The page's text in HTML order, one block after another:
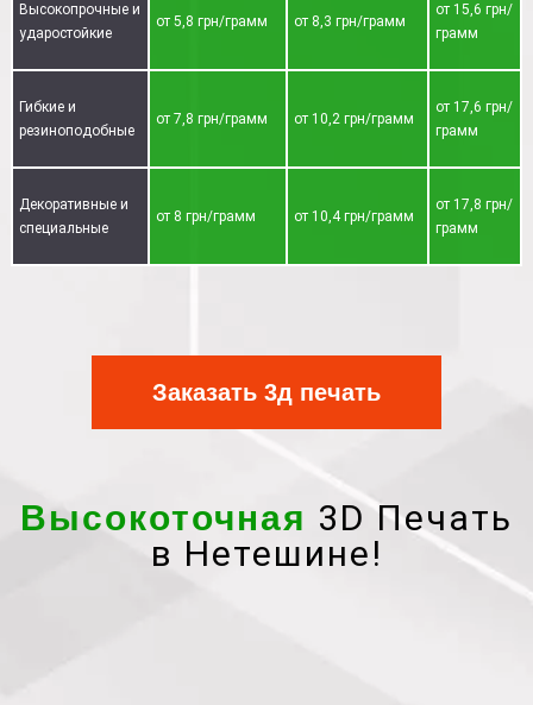
Высокопрочные и
ударостойкие
от 5,8 грн/грамм от 8,3 грн/грамм
от 15,6 грн/
грамм
Гибкие и
резиноподобные
от 7,8 грн/грамм от 10,2 грн/грамм
от 17,6 грн/
грамм
Декоративные и
специальные
от 8 грн/грамм от 10,4 грн/грамм
от 17,8 грн/
грамм
Заказать 3д печать
Высокоточная 3D Печать
в Нетешине!